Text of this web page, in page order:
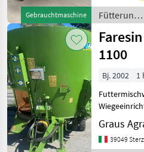
Gebrauchtmaschine
Schnecken,
Stützfuß,
Marke:
/ Faresin
1100
Bj. 2002 1
hydraulisch
Graus
39049